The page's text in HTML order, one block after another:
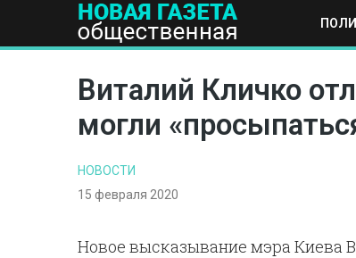
ПОЛИТИКА ОБЩЕСТВО ЭКОНОМИКА
Виталий Кличко
могли
НОВОСТИ
15 февраля 2020
Новое высказывание мэра Киева